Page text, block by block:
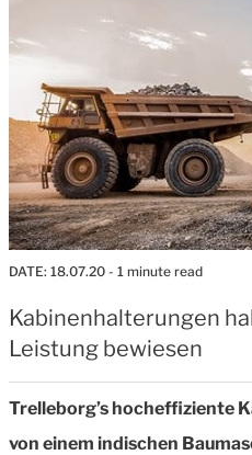
DATE: 18.07.20 - 1 minute read
Kabinenhalterungen
Leistung bewiesen
Trelleborg’s hocheffiziente
von einem indischen